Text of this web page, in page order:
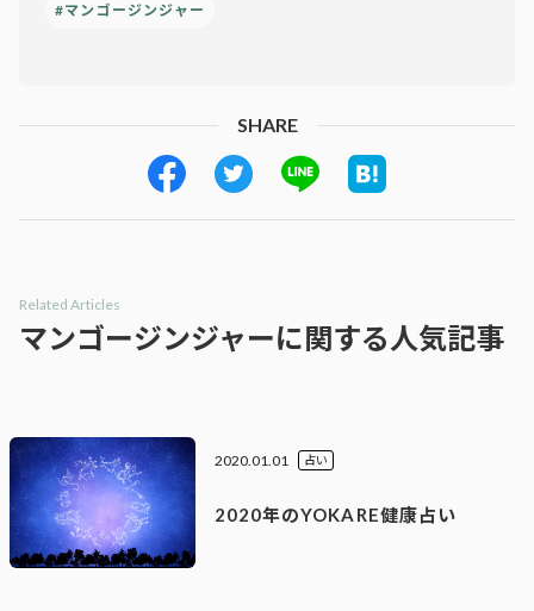
#マンゴージンジャー
SHARE
Related Articles
マンゴージンジャーに関する人気記事
2020.01.01
2020年のYOKARE健康占い
占い